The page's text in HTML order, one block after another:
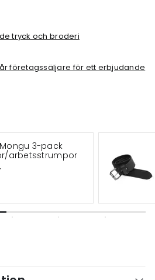
tryck och broderi
företagssäljare för ett erbjudande
3-pack
arbetsstrumpor